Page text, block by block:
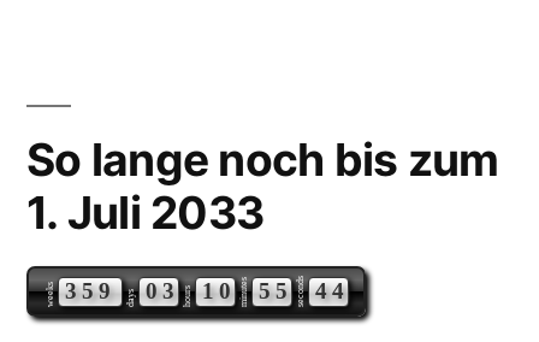
So lange noch bis zum
1. Juli 2033
weeks 359 days 03 hours 10 minutes 55 seconds 44